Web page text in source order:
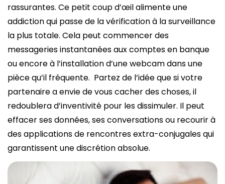
rassurantes. Ce petit coup d’œil alimente une
addiction qui passe de la vérification à la surveillance
la plus totale. Cela peut commencer des
messageries instantanées aux comptes en banque
ou encore à l’installation d’une webcam dans une
pièce qu’il fréquente. Partez de l’idée que si votre
partenaire a envie de vous cacher des choses, il
redoublera d’inventivité pour les dissimuler. Il peut
effacer ses données, ses conversations ou recourir à
des applications de rencontres extra-conjugales qui
garantissent une discrétion absolue.